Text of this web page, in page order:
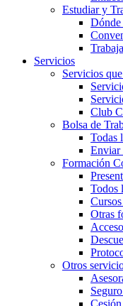
Estudiar y
Dónde
Servicios
Servicios
Club
Bolsa de
Todas
Enviar
Formación
Todos
Otras
Otros